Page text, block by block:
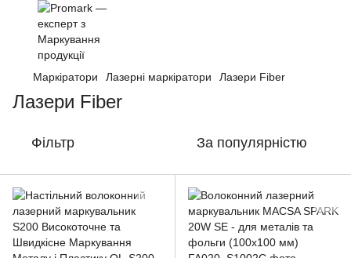
Маркіратори Лазерні маркіратори Лазери Fiber
Лазери Fiber
Фільтр За популярністю